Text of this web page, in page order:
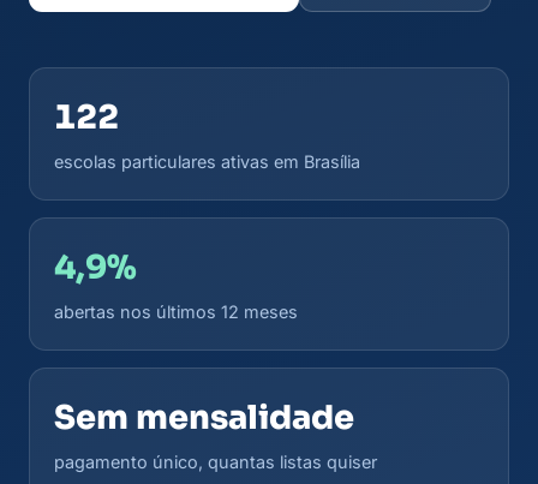
122
escolas particulares ativas em Brasília
4,9%
abertas nos últimos 12 meses
Sem mensalidade
pagamento único, quantas listas quiser